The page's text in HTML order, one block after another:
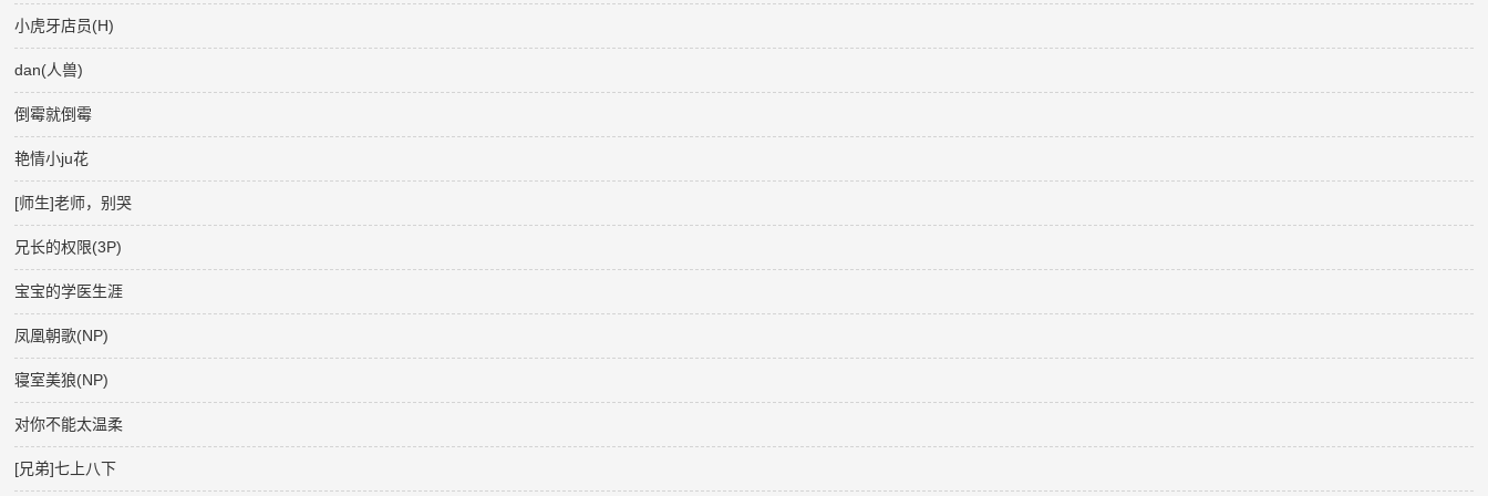
小虎牙店员(H)
dan(人兽)
倒霉就倒霉
艳情小ju花
[师生]老师，别哭
兄长的权限(3P)
宝宝的学医生涯
凤凰朝歌(NP)
寝室美狼(NP)
对你不能太温柔
[兄弟]七上八下